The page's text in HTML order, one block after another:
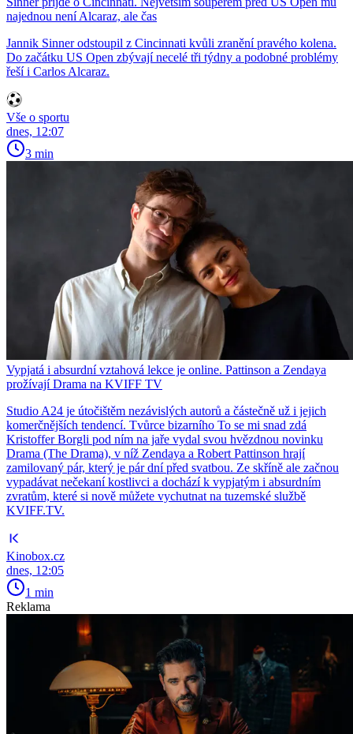
najednou není Alcaraz, ale čas
Jannik Sinner odstoupil z Cincinnati kvůli zranění pravého kolena.
Do začátku US Open zbývají necelé tři týdny a podobné problémy
řeší i Carlos Alcaraz.
Vše o sportu
dnes, 12:07
3 min
Vypjatá i absurdní vztahová lekce je online. Pattinson a Zendaya
prožívají Drama na KVIFF TV
Studio A24 je útočištěm nezávislých autorů a částečně už i jejich
komerčnějších tendencí. Tvůrce bizarního To se mi snad zdá
Kristoffer Borgli pod ním na jaře vydal svou hvězdnou novinku
Drama (The Drama), v níž Zendaya a Robert Pattinson hrají
zamilovaný pár, který je pár dní před svatbou. Ze skříně ale začnou
vypadávat nečekaní kostlivci a dochází k vypjatým i absurdním
zvratům, které si nově můžete vychutnat na tuzemské službě
KVIFF.TV.
Kinobox.cz
dnes, 12:05
1 min
Reklama